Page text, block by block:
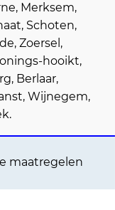
Merksem,
Schoten,
Zoersel,
hooikt,
Berlaar,
Wijnegem,
maatregelen